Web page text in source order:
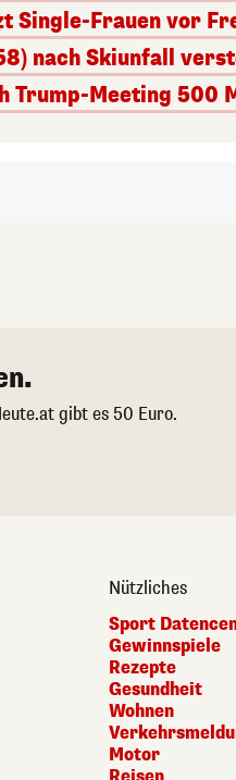
Single-Frauen vor
nach Skiunfall
Trump-Meeting 500
gibt es 50 Euro.
Nützliches
Sport
Gewinnspiele
Rezepte
Gesundheit
Wohnen
Motor